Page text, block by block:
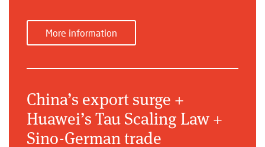
More information
China’s export surge +
Huawei’s Tau Scaling Law +
Sino-German trade